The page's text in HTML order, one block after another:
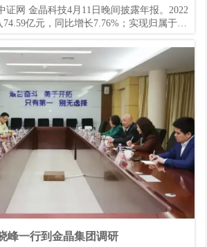
长7.76%
证网 金晶科技4月11日晚间披露年报。2022
亿元，同比增长7.76%；实现归属于上
10股派发现金红利0.3元（含税）。
峰一行到金晶集团调研